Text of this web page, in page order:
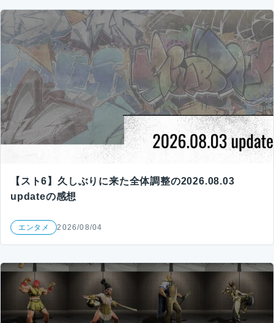
【スト6】久しぶりに来た全体調整の2026.08.03
updateの感想
エンタメ 2026/08/04